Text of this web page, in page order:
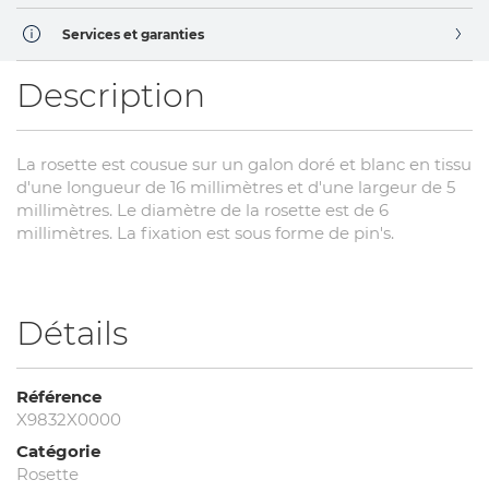
Services et garanties
Description
La rosette est cousue sur un galon doré et blanc en tissu
d'une longueur de 16 millimètres et d'une largeur de 5
millimètres. Le diamètre de la rosette est de 6
millimètres. La fixation est sous forme de pin's.
Détails
Référence
X9832X0000
Catégorie
Rosette